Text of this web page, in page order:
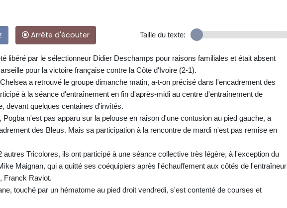
Arrête d'écouter Taille du texte:
libéré par le sélectionneur Didier Deschamps pour raisons familiales et était absent
pour la victoire française contre la Côte d'Ivoire (2-1).
a retrouvé le groupe dimanche matin, a-t-on précisé dans l'encadrement des
à la séance d'entraînement en fin d'après-midi au centre d'entraînement de
devant quelques centaines d'invités.
Pogba n'est pas apparu sur la pelouse en raison d'une contusion au pied gauche, a
des Bleus. Mais sa participation à la rencontre de mardi n'est pas remise en
autres Tricolores, ils ont participé à une séance collective très légère, à l'exception du
Maignan, qui a quitté ses coéquipiers après l'échauffement aux côtés de l'entraîneur
Franck Raviot.
touché par un hématome au pied droit vendredi, s'est contenté de courses et